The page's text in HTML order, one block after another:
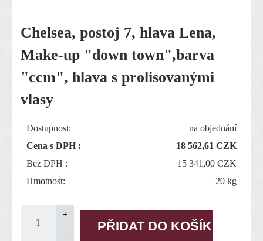
Chelsea, postoj 7, hlava Lena,
Make-up "down town",barva
"ccm", hlava s prolisovanými
vlasy
Dostupnost:
na objednání
Cena s DPH :
18 562,61 CZK
Bez DPH :
15 341,00 CZK
Hmotnost:
20 kg